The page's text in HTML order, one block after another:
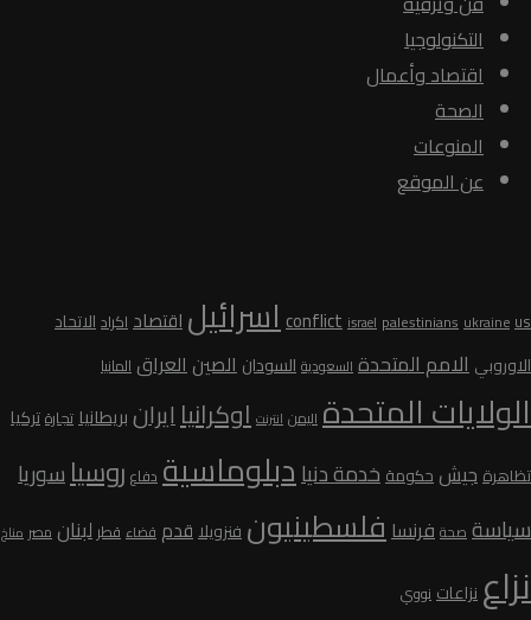
التكنولوجيا
اقتصاد وأعمال
الصحة
المنوعات
عن الموقع
conflict israel palestiniansukraineus اسرائيلاقتصاداكرادالاتحاد
الاوروبي الامم المتحدةالسعوديةالسودانالصينالعراق المانيا
الولايات المتحدةاليمن انترنت اوكرانياايرانبريطانياتجارةتركيا
تظاهرةجيش حكومةخدمة دنيادبلوماسيةدفاع روسياسوريا
سياسة صحةفرنسافلسطينيون فنزويلاقدم قضاءقطرلبنان مصر مناخ
نزاعنزاعاتنووي